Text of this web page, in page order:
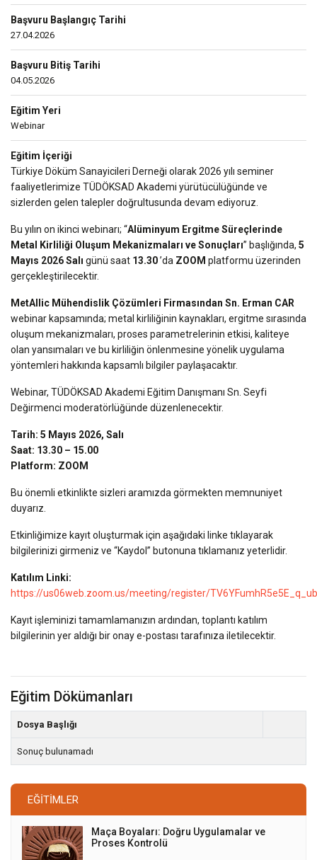
Başvuru Başlangıç Tarihi
27.04.2026
Başvuru Bitiş Tarihi
04.05.2026
Eğitim Yeri
Webinar
Eğitim İçeriği
Türkiye Döküm Sanayicileri Derneği olarak 2026 yılı seminer
faaliyetlerimize TÜDÖKSAD Akademi yürütücülüğünde ve
sizlerden gelen talepler doğrultusunda devam ediyoruz.
Bu yılın on ikinci webinarı; “Alüminyum Ergitme Süreçlerinde
Metal Kirliliği Oluşum Mekanizmaları ve Sonuçları” başlığında, 5
Mayıs 2026Salı günü saat 13.30’da ZOOM platformu üzerinden
gerçekleştirilecektir.
MetAllic Mühendislik Çözümleri Firmasından Sn. Erman CAR
webinar kapsamında; metal kirliliğinin kaynakları, ergitme sırasında
oluşum mekanizmaları, proses parametrelerinin etkisi, kaliteye
olan yansımaları ve bu kirliliğin önlenmesine yönelik uygulama
yöntemleri hakkında kapsamlı bilgiler paylaşacaktır.
Webinar, TÜDÖKSAD Akademi Eğitim Danışmanı Sn. Seyfi
Değirmenci moderatörlüğünde düzenlenecektir.
Tarih: 5 Mayıs 2026, Salı
Saat: 13.30 – 15.00
Platform: ZOOM
Bu önemli etkinlikte sizleri aramızda görmekten memnuniyet
duyarız.
Etkinliğimize kayıt oluşturmak için aşağıdaki linke tıklayarak
bilgilerinizi girmeniz ve “Kaydol” butonuna tıklamanız yeterlidir.
Katılım Linki:
https://us06web.zoom.us/meeting/register/
Kayıt işleminizi tamamlamanızın ardından, toplantı katılım
bilgilerinin yer aldığı bir onay e-postası tarafınıza iletilecektir.
Eğitim Dökümanları
Dosya Başlığı
Sonuç bulunamadı
EĞITIMLER
Maça Boyaları: Doğru Uygulamalar ve
Proses Kontrolü